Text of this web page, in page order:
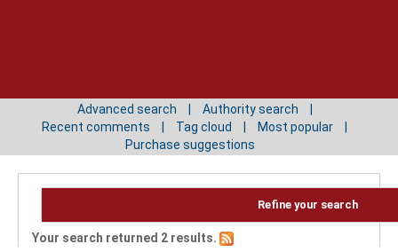
Advanced search
Authority search
Recent comments
Tag cloud
Most popular
Purchase suggestions
Refine your search
Your search returned 2 results.